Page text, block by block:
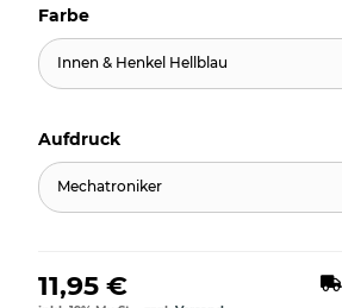
Farbe
Innen & Henkel Hellblau
Aufdruck
Mechatroniker
11,95 €